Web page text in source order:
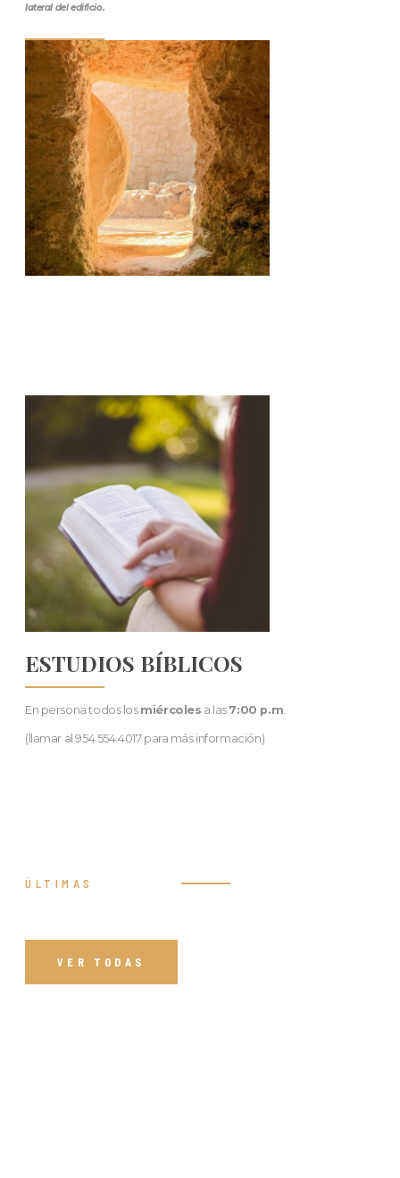
lateral del edificio.
ESTUDIOS BÍBLICOS
En persona todos los miércoles a las 7:00 p.m.
(llamar al 954.554.4017 para más información)
ÚLTIMAS
VER TODAS